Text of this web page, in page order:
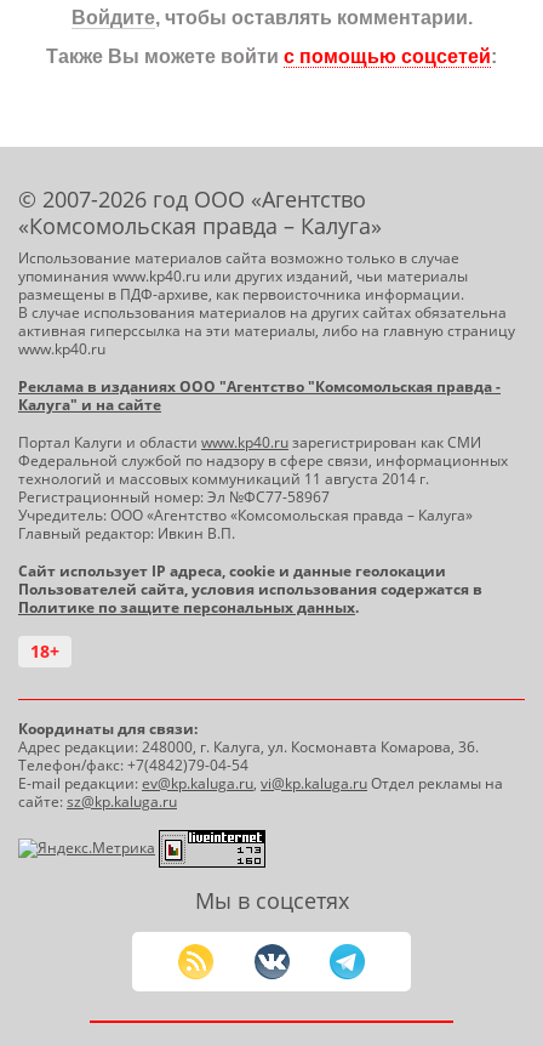
Войдите, чтобы оставлять комментарии.
Также Вы можете войти с помощью соцсетей:
© 2007-2026 год ООО «Агентство
«Комсомольская правда – Калуга»
Использование материалов сайта возможно только в случае
упоминания www.kp40.ru или других изданий, чьи материалы
размещены в ПДФ-архиве, как первоисточника информации.
В случае использования материалов на других сайтах обязательна
активная гиперссылка на эти материалы, либо на главную страницу
www.kp40.ru
Реклама в изданиях ООО "Агентство "Комсомольская правда -
Калуга" и на сайте
Портал Калуги и области www.kp40.ruзарегистрирован как СМИ
Федеральной службой по надзору в сфере связи, информационных
технологий и массовых коммуникаций 11 августа 2014 г.
Регистрационный номер: Эл №ФС77-58967
Учредитель: ООО «Агентство «Комсомольская правда – Калуга»
Главный редактор: Ивкин В.П.
Сайт использует IP адреса, cookie и данные геолокации
Пользователей сайта, условия использования содержатся в
Политике по защите персональных данных.
18+
Координаты для связи:
Адрес редакции: 248000, г. Калуга, ул. Космонавта Комарова, 36.
Телефон/факс: +7(4842)79-04-54
E-mail редакции:ev@kp.kaluga.ru, vi@kp.kaluga.ruОтдел рекламы на
сайте:sz@kp.kaluga.ru
Мы в соцсетях